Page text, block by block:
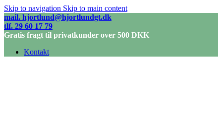
Skip to navigation Skip to main content
mail. hjortlund@hjortlundgt.dk
tlf. 29 60 17 79
Gratis fragt til privatkunder over 500 DKK
Kontakt